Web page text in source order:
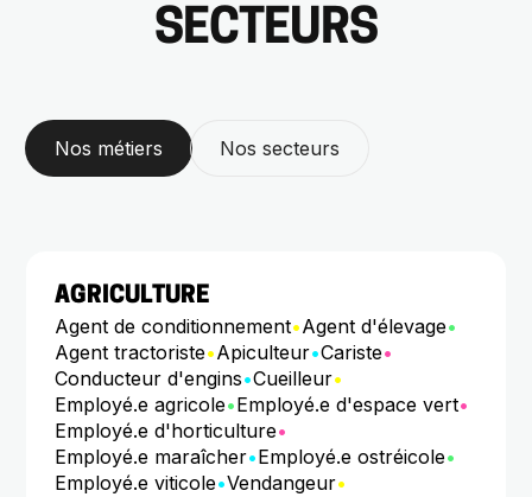
SECTEURS
Nos métiers Nos secteurs
AGRICULTURE
Agent de conditionnement•Agent d'élevage•
Agent tractoriste•Apiculteur•Cariste•
Conducteur d'engins•Cueilleur•
Employé.e agricole•Employé.e d'espace vert•
Employé.e d'horticulture•
Employé.e maraîcher•Employé.e ostréicole•
Employé.e viticole•Vendangeur•